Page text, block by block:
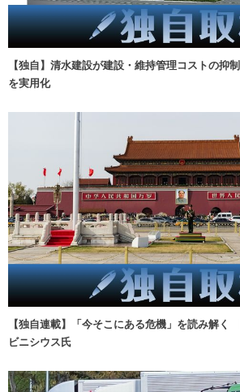
【独自】清水建設が建設・維持管理コストの抑
を実用化
【独自連載】「今そこにある危機」を読み解く
ビニシウス氏